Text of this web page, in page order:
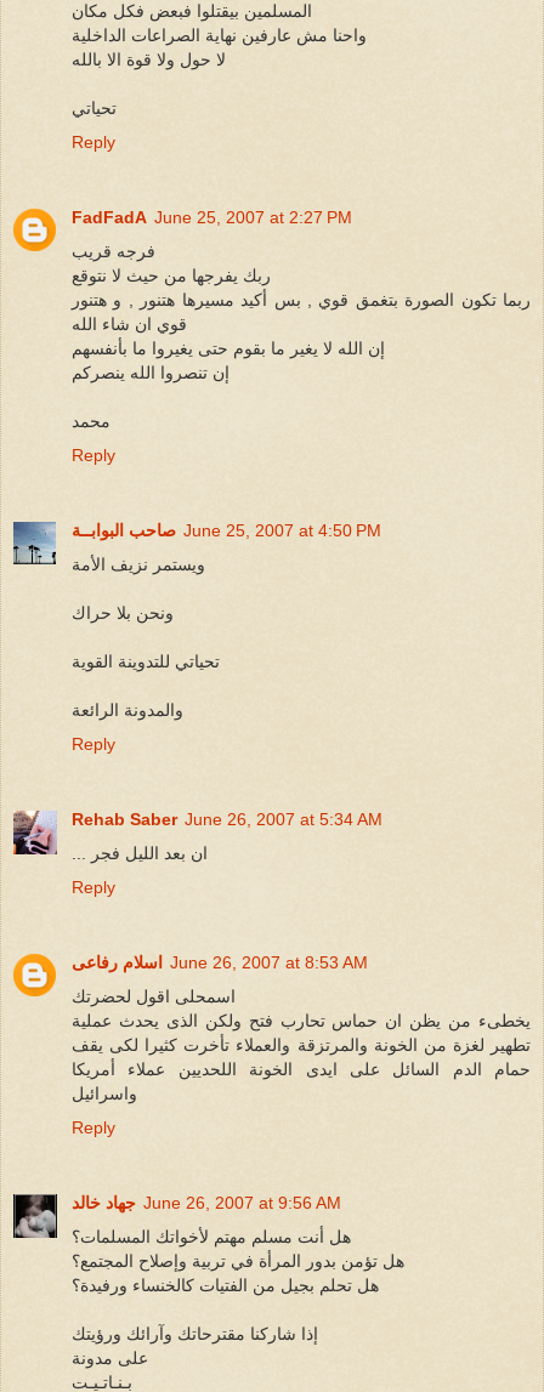
المسلمين بيقتلوا فبعض فكل مكان
واحنا مش عارفين نهاية الصراعات الداخلية
لا حول ولا قوة الا بالله
تحياتي
Reply
FadFadA June 25, 2007 at 2:27 PM
فرجه قريب
ربك يفرجها من حيث لا نتوقع
ربما تكون الصورة بتغمق قوي , بس أكيد مسيرها هتنور , و هتنور
قوي ان شاء الله
إن الله لا يغير ما بقوم حتى يغيروا ما بأنفسهم
إن تنصروا الله ينصركم
محمد
Reply
صاحب البوابــة June 25, 2007 at 4:50 PM
ويستمر نزيف الأمة
ونحن بلا حراك
تحياتي للتدوينة القوية
والمدونة الرائعة
Reply
Rehab Saber June 26, 2007 at 5:34 AM
... ان بعد الليل فجر
Reply
اسلام رفاعى
June 26, 2007 at 8:53 AM
اسمحلى اقول لحضرتك
يخطىء من يظن ان حماس تحارب فتح ولكن الذى يحدث عملية
تطهير لغزة من الخونة والمرتزقة والعملاء تأخرت كثيرا لكى يقف
حمام الدم السائل على ايدى الخونة اللحديين عملاء أمريكا
واسرائيل
Reply
جهاد خالد June 26, 2007 at 9:56 AM
هل أنت مسلم مهتم لأخواتك المسلمات؟
هل تؤمن بدور المرأة في تربية وإصلاح المجتمع؟
هل تحلم بجيل من الفتيات كالخنساء ورفيدة؟
إذا شاركنا مقترحاتك وآرائك ورؤيتك
على مدونة
بـنـاتـيـت